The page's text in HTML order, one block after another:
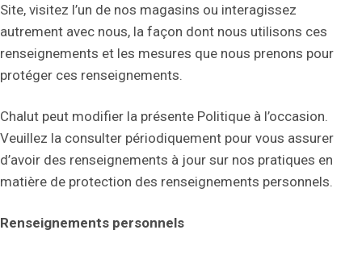
Site, visitez l’un de nos magasins ou interagissez
autrement avec nous, la façon dont nous utilisons ces
renseignements et les mesures que nous prenons pour
protéger ces renseignements.
Chalut peut modifier la présente Politique à l’occasion.
Veuillez la consulter périodiquement pour vous assurer
d’avoir des renseignements à jour sur nos pratiques en
matière de protection des renseignements personnels.
Renseignements personnels